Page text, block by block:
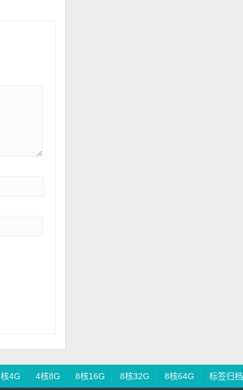
4G 4核8G 8核16G 8核32G 8核64G 标签归档